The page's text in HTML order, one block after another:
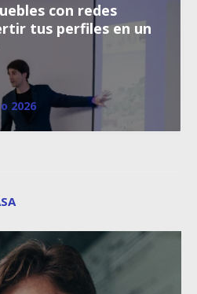
con redes
tus perfiles en un
2026